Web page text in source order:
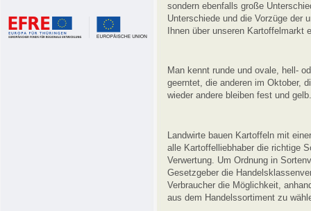
sondern ebenfalls große
Unterschiede und die Vorzüge der
Ihnen über unseren Kartoffelmarkt
Man kennt runde und ovale, hell-
geerntet, die anderen im Oktober,
wieder andere bleiben fest und gelb.
Landwirte bauen Kartoffeln mit
alle Kartoffelliebhaber die richtige
Verwertung. Um Ordnung in
Gesetzgeber die
Verbraucher die Möglichkeit,
aus dem Handelssortiment zu